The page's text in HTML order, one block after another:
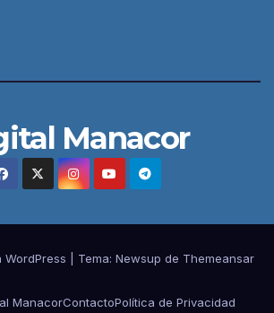
Manacor
Tema: Newsup de Themeansar
ManacorContactoPolítica de Privacidad